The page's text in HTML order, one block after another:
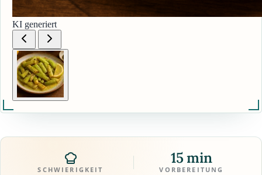
KI generiert
SCHWIERIGKEIT
15 min
VORBEREITUNG